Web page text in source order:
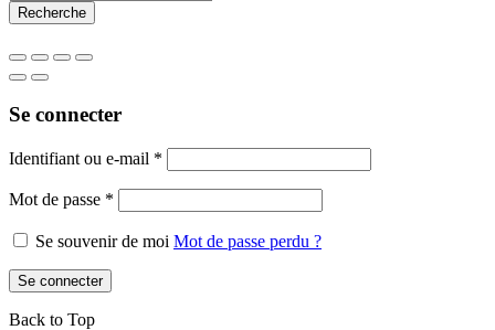
Se connecter
Identifiant ou e-mail *
Mot de passe *
Se souvenir de moi Mot de passe perdu ?
Se connecter
Back to Top